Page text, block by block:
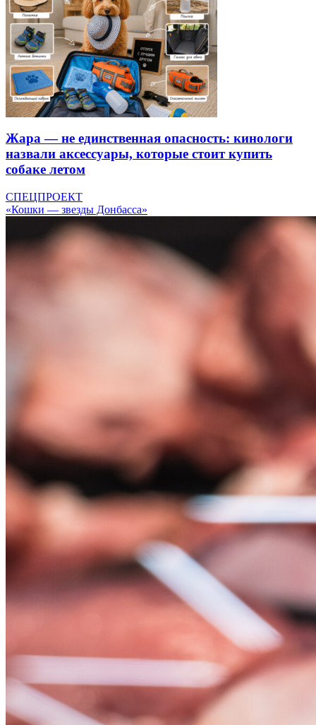
Жара — не единственная опасность: кинологи
назвали аксессуары, которые стоит купить
собаке летом
СПЕЦПРОЕКТ
«Кошки — звезды Донбасса»